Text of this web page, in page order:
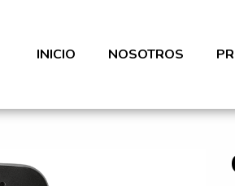
INICIO (CURRENT)
NOSOTROS